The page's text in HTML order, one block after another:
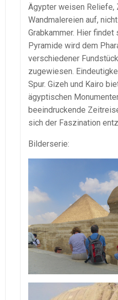
Ägypter weisen Reliefe,
Wandmalereien auf,
Grabkammer. Hier findet
Pyramide wird dem
verschiedener
zugewiesen.
Spur. Gizeh und Kairo
ägyptischen
beeindruckende
sich der Faszination
Bilderserie: